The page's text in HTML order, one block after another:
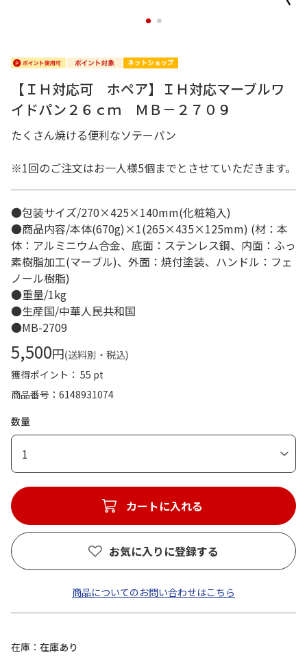
1 2
【ＩＨ対応可 ホペア】ＩＨ対応マーブルワ
イドパン２６ｃｍ ＭＢ－２７０９
たくさん焼ける便利なソテーパン
※1回のご注文はお一人様5個までとさせていただきます。
●包装サイズ/270×425×140mm(化粧箱入)
●商品内容/本体(670g)×1(265×435×125mm) (材：本
体：アルミニウム合金、底面：ステンレス鋼、内面：ふっ
素樹脂加工(マーブル)、外面：焼付塗装、ハンドル：フェ
ノール樹脂)
●重量/1kg
●生産国/中華人民共和国
●MB-2709
5,500円(送料別・税込)
獲得ポイント： 55 pt
商品番号
6148931074
数量
1
カートに入れる
お気に入りに登録する
商品についてのお問い合わせはこちら
在庫
在庫あり